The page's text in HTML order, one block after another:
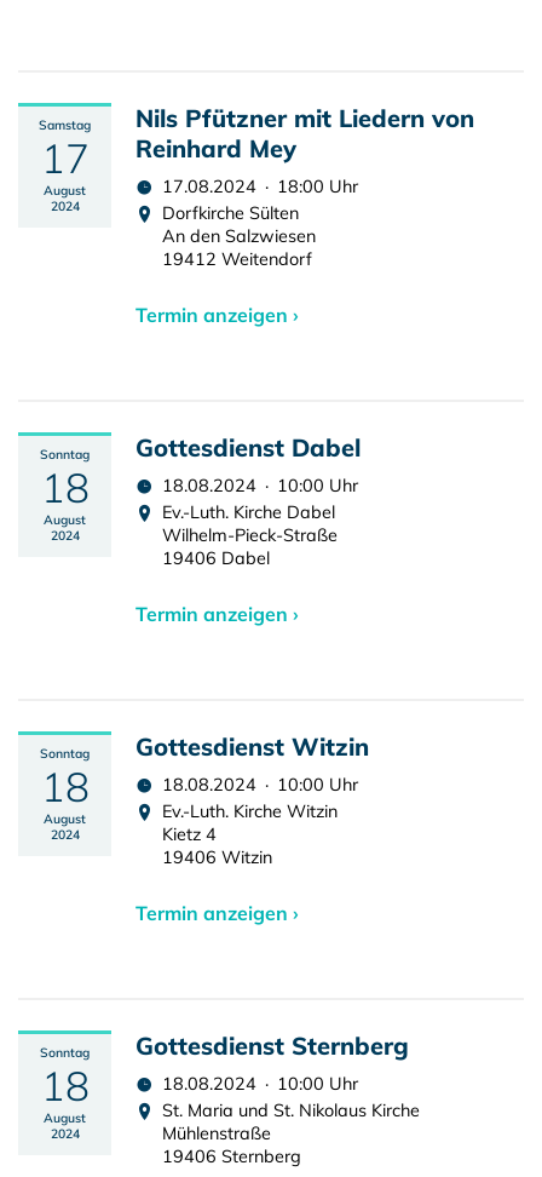
Samstag
17
August
2024
Nils Pfützner mit Liedern von
Reinhard Mey
17.08.2024 · 18:00 Uhr
Dorfkirche Sülten
An den Salzwiesen
19412 Weitendorf
Termin anzeigen ›
Sonntag
18
August
2024
Gottesdienst Dabel
18.08.2024 · 10:00 Uhr
Ev.-Luth. Kirche Dabel
Wilhelm-Pieck-Straße
19406 Dabel
Termin anzeigen ›
Sonntag
18
August
2024
Gottesdienst Witzin
18.08.2024 · 10:00 Uhr
Ev.-Luth. Kirche Witzin
Kietz 4
19406 Witzin
Termin anzeigen ›
Sonntag
18
August
2024
Gottesdienst Sternberg
18.08.2024 · 10:00 Uhr
St. Maria und St. Nikolaus Kirche
Mühlenstraße
19406 Sternberg